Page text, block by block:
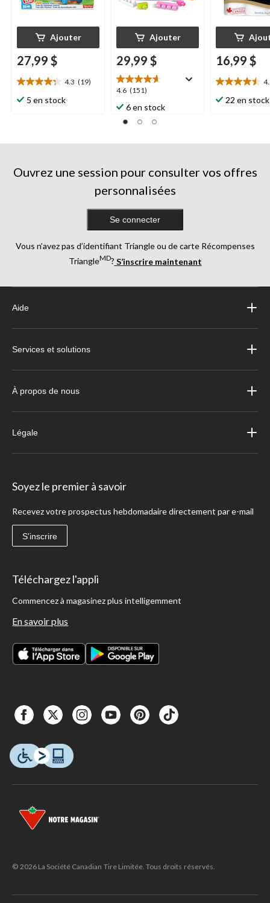
Ajouter
27,99 $
4.3 (19)
4.3
étoile(s)
évaluations
5 en stock
Ajouter
29,99 $
4.6 (151)
4.6
étoile(s)
sur
5.
6 en stock
16,99 $
4.5
étoile(s)
évaluations
22 en stock
Ouvrez une session pour consulter vos offres
personnalisées
Se connecter
Vous n’avez pas d’identifiant Triangle ou de carte Récompenses
TriangleMD? S’inscrire maintenant
Aide
Services et solutions
À propos de nous
Légale
Soyez le premier à savoir
Recevez votre prospectus hebdomadaire directement par e-mail
S'inscrire
Téléchargez l'appli
Commencez à magasinez plus intelligemment
En savoir plus
© 2026 La Société Canadian Tire Limitée. Tous droits réservés.